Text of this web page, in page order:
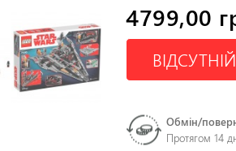
4799,00
Обмін/
Протягом 14